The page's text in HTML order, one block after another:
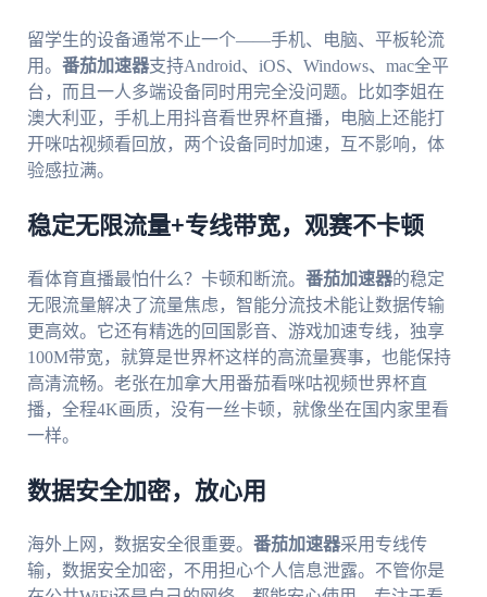
留学生的设备通常不止一个——手机、电脑、平板轮流
用。 番茄加速器支持Android、iOS、Windows、mac全平
台，而且一人多端设备同时用完全没问题。比如李姐在
澳大利亚，手机上用抖音看世界杯直播，电脑上还能打
开咪咕视频看回放，两个设备同时加速，互不影响，体
验感拉满。
稳定无限流量+专线带宽，观赛不卡顿
看体育直播最怕什么？卡顿和断流。 番茄加速器的稳定
无限流量解决了流量焦虑，智能分流技术能让数据传输
更高效。它还有精选的回国影音、游戏加速专线，独享
100M带宽，就算是世界杯这样的高流量赛事，也能保持
高清流畅。老张在加拿大用番茄看咪咕视频世界杯直
播，全程4K画质，没有一丝卡顿，就像坐在国内家里看
一样。
数据安全加密，放心用
海外上网，数据安全很重要。 番茄加速器采用专线传
输，数据安全加密，不用担心个人信息泄露。不管你是